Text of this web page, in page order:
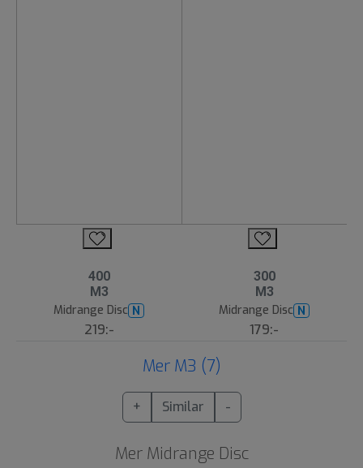
400
M3
Midrange Disc N
219:-
300
M3
Midrange Disc N
179:-
Mer M3 (7)
+ Similar -
Mer Midrange Disc